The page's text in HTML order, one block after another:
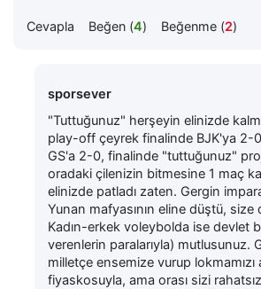
Cevapla Beğen (4) Beğenme (2)
sporsever
"Tuttuğunuz" herşeyin elinizde
play-off çeyrek finalinde BJK'ya 2-
GS'a 2-0, finalinde "tuttuğunuz"
oradaki çilenizin bitmesine 1 maç
elinizde patladı zaten. Gergin
Yunan mafyasının eline düştü,
Kadın-erkek voleybolda ise devlet
verenlerin paralarıyla) mutlusunuz.
milletçe ensemize vurup lokmamızı
fiyaskosuyla, ama orası sizi